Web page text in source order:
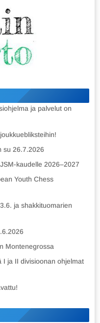
ja palvelut on
su 26.7.2026
kaudelle 2026–2027
Youth Chess
ja shakkituomarien
Montenegrossa
I ja II divisioonan ohjelmat